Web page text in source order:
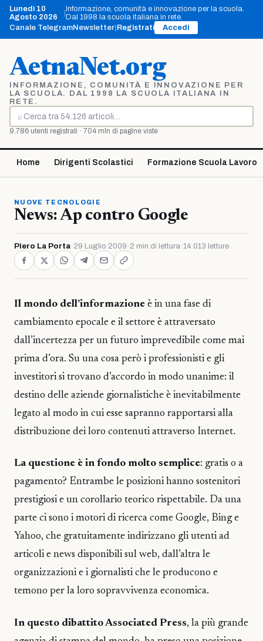
Vai
contenuto
Lunedì 10
Agosto 2026
Informazione, comunità e innovazione per la scuola.
Dal 1998 la scuola italiana in rete.
Canale TelegramNewsletter Registrati Accedi
AetnaNet.org
INFORMAZIONE, COMUNITÀ E INNOVAZIONE PER
LA SCUOLA. DAL 1998 LA SCUOLA ITALIANA IN
RETE.
⌕
Cerca
9.786 utenti registrati · 704 mln di pagine viste
Home Dirigenti Scolastici Formazione Scuola Lavoro
NUOVE TECNOLOGIE
News: Ap contro Google
Piero La Porta· 29 Luglio 2009 · 2 min di lettura·14.013 letture
Il mondo dell’informazione è in una fase di
cambiamento epocale e il settore è attraversato
dall’incertezza per un futuro imprevedibile come mai
prima d’ora. Su una cosa però i professionisti e gli
investitori si trovano d’accordo in modo unanime: il
destino delle aziende giornalistiche è inevitabilmente
legato al modo in cui esse sapranno rapportarsi alla
distribuzione dei loro contenuti attraverso Internet.
La questione è in fondo molto semplice: gratis o a
pagamento? Entrambe le posizioni hanno sostenitori
prestigiosi e un corollario teorico rispettabile. Da una
parte ci sono i motori di ricerca come Google, Bing e
Yahoo, che gratuitamente indirizzano gli utenti ad
articoli e news disponibili sul web, dall’altra le
organizzazioni e i giornalisti che le producono e
temono per la loro sopravvivenza economica.
In questo dibattito Associated Press, la più grande